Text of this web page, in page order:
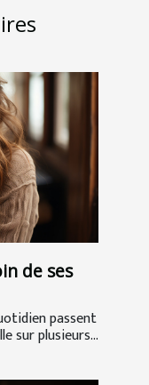
de ses
passent
sur plusieurs...